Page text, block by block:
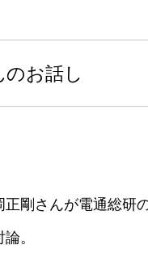
のお話し
剛さんが電通総研
。